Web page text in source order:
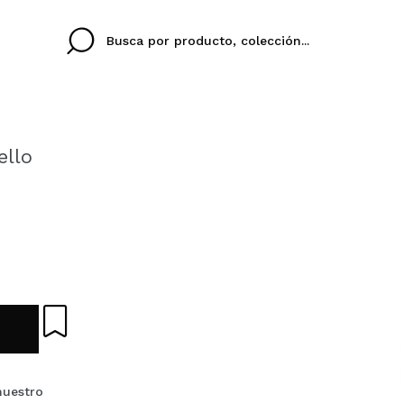
Al crear una cuenta
rápidamente, revisar
IDIOMA
colori